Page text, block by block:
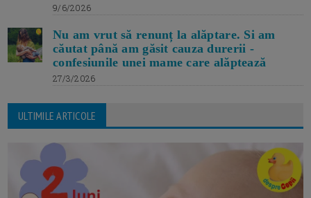
9/6/2026
Nu am vrut să renunț la alăptare. Si am
căutat până am găsit cauza durerii -
confesiunile unei mame care alăptează
27/3/2026
ULTIMILE ARTICOLE